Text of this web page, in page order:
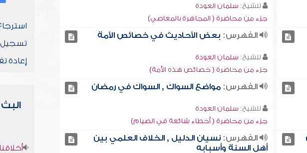
للشيخ: سلمان العودة
جزء من محاضرة ( المجاهرة بالمعاصي)
الفهرس: بعض الأحاديث في خصائص الأمة
للشيخ: سلمان العودة
جزء من محاضرة ( خصائص هذه الأمة)
الفهرس: مواضع السواك , السواك في رمضان
للشيخ: سلمان العودة
جزء من محاضرة ( أخطاء شائعة في الصيام)
الفهرس: نسيان الدليل , الخلاف العلمي بين
أهل السنة وأسبابه
إعادة